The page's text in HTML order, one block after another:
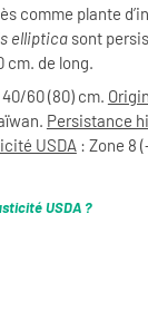
comme plante
ellipticasont
cm. de long.
60 (80) cm.
Persistance
USDA: Zone 8
USDA ?